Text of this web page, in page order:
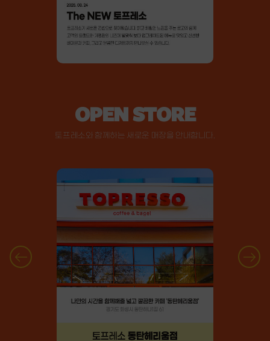
OPEN STORE
토프레소와 함께하는 새로운 매장을 안내합니다.